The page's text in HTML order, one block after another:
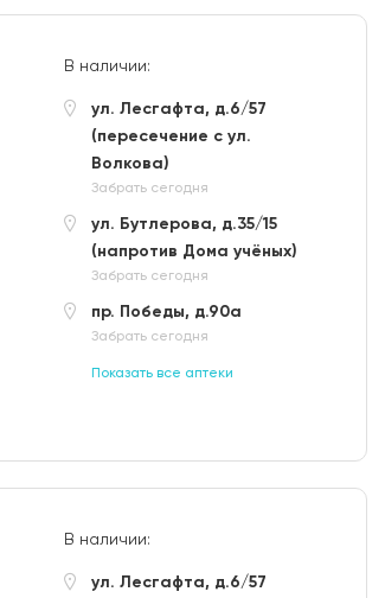
В наличии:
ул. Лесгафта, д.6/57
(пересечение с ул.
Волкова)
Забрать сегодня
ул. Бутлерова, д.35/15
(напротив Дома учёных)
Забрать сегодня
пр. Победы, д.90а
Забрать сегодня
Показать все аптеки
В наличии:
ул. Лесгафта, д.6/57